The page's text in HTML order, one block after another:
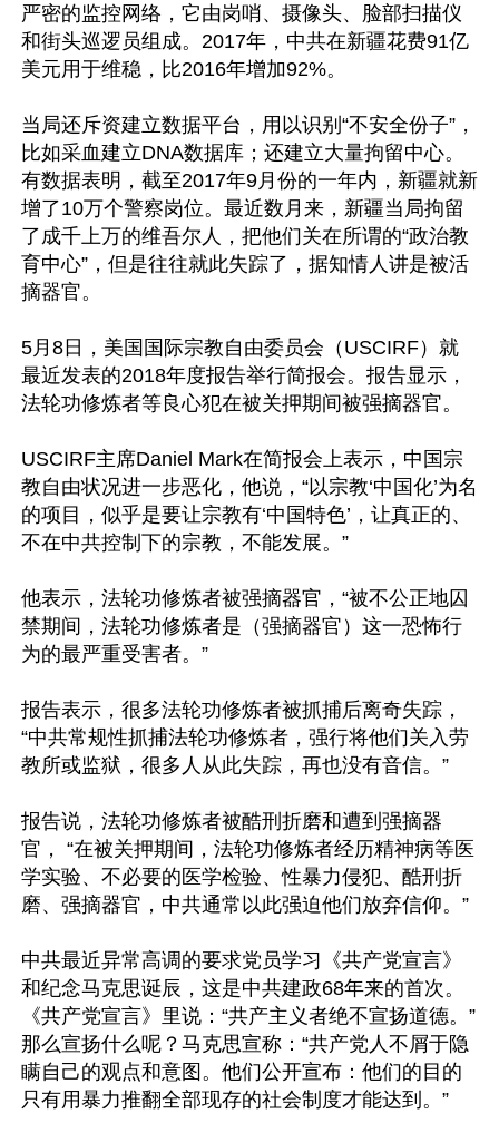
严密的监控网络，它由岗哨、摄像头、脸部扫描仪
和街头巡逻员组成。2017年，中共在新疆花费91亿
美元用于维稳，比2016年增加92%。
当局还斥资建立数据平台，用以识别“不安全份子”，
比如采血建立DNA数据库；还建立大量拘留中心。
有数据表明，截至2017年9月份的一年内，新疆就新
增了10万个警察岗位。最近数月来，新疆当局拘留
了成千上万的维吾尔人，把他们关在所谓的“政治教
育中心”，但是往往就此失踪了，据知情人讲是被活
摘器官。
5月8日，美国国际宗教自由委员会（USCIRF）就
最近发表的2018年度报告举行简报会。报告显示，
法轮功修炼者等良心犯在被关押期间被强摘器官。
USCIRF主席Daniel Mark在简报会上表示，中国宗
教自由状况进一步恶化，他说，“以宗教‘中国化’为名
的项目，似乎是要让宗教有‘中国特色’，让真正的、
不在中共控制下的宗教，不能发展。”
他表示，法轮功修炼者被强摘器官，“被不公正地囚
禁期间，法轮功修炼者是（强摘器官）这一恐怖行
为的最严重受害者。”
报告表示，很多法轮功修炼者被抓捕后离奇失踪，
“中共常规性抓捕法轮功修炼者，强行将他们关入劳
教所或监狱，很多人从此失踪，再也没有音信。”
报告说，法轮功修炼者被酷刑折磨和遭到强摘器
官， “在被关押期间，法轮功修炼者经历精神病等医
学实验、不必要的医学检验、性暴力侵犯、酷刑折
磨、强摘器官，中共通常以此强迫他们放弃信仰。”
中共最近异常高调的要求党员学习《共产党宣言》
和纪念马克思诞辰，这是中共建政68年来的首次。
《共产党宣言》里说：“共产主义者绝不宣扬道德。”
那么宣扬什么呢？马克思宣称：“共产党人不屑于隐
瞒自己的观点和意图。他们公开宣布：他们的目的
只有用暴力推翻全部现存的社会制度才能达到。”